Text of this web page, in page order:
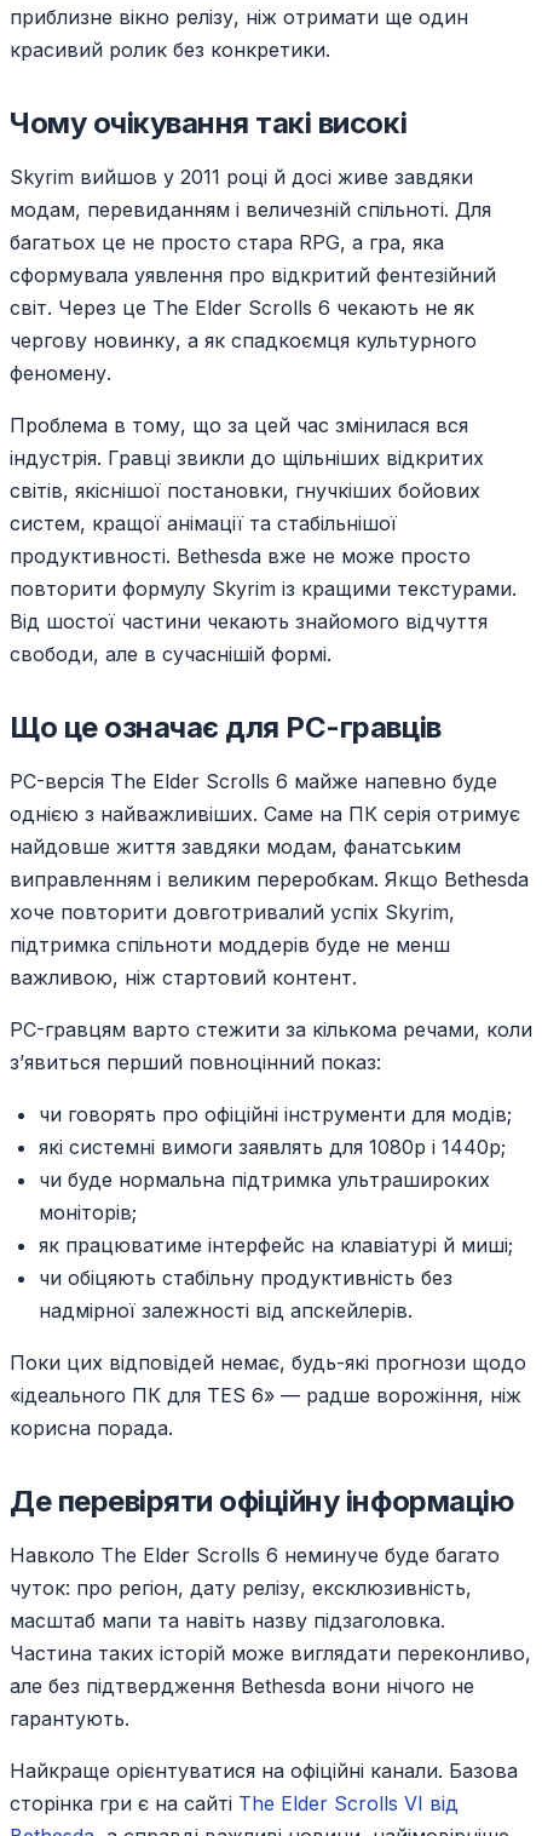
приблизне вікно релізу, ніж отримати ще один
красивий ролик без конкретики.
Чому очікування такі високі
Skyrim вийшов у 2011 році й досі живе завдяки
модам, перевиданням і величезній спільноті. Для
багатьох це не просто стара RPG, а гра, яка
сформувала уявлення про відкритий фентезійний
світ. Через це The Elder Scrolls 6 чекають не як
чергову новинку, а як спадкоємця культурного
феномену.
Проблема в тому, що за цей час змінилася вся
індустрія. Гравці звикли до щільніших відкритих
світів, якіснішої постановки, гнучкіших бойових
систем, кращої анімації та стабільнішої
продуктивності. Bethesda вже не може просто
повторити формулу Skyrim із кращими текстурами.
Від шостої частини чекають знайомого відчуття
свободи, але в сучаснішій формі.
Що це означає для PC-гравців
PC-версія The Elder Scrolls 6 майже напевно буде
однією з найважливіших. Саме на ПК серія отримує
найдовше життя завдяки модам, фанатським
виправленням і великим переробкам. Якщо Bethesda
хоче повторити довготривалий успіх Skyrim,
підтримка спільноти моддерів буде не менш
важливою, ніж стартовий контент.
PC-гравцям варто стежити за кількома речами, коли
з’явиться перший повноцінний показ:
чи говорять про офіційні інструменти для модів;
які системні вимоги заявлять для 1080p і 1440p;
чи буде нормальна підтримка ультрашироких
моніторів;
як працюватиме інтерфейс на клавіатурі й миші;
чи обіцяють стабільну продуктивність без
надмірної залежності від апскейлерів.
Поки цих відповідей немає, будь-які прогнози щодо
«ідеального ПК для TES 6» — радше ворожіння, ніж
корисна порада.
Де перевіряти офіційну інформацію
Навколо The Elder Scrolls 6 неминуче буде багато
чуток: про регіон, дату релізу, ексклюзивність,
масштаб мапи та навіть назву підзаголовка.
Частина таких історій може виглядати переконливо,
але без підтвердження Bethesda вони нічого не
гарантують.
Найкраще орієнтуватися на офіційні канали. Базова
сторінка гри є на сайті The Elder Scrolls VI від